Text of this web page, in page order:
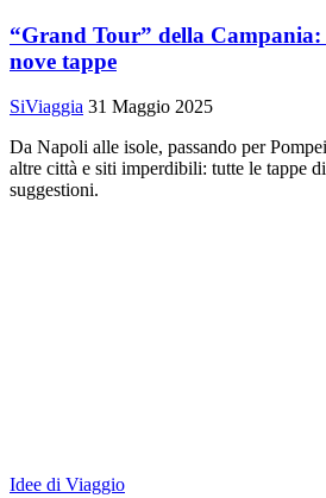
“Grand Tour” della
nove tappe
SiViaggia 31 Maggio 2025
Da Napoli alle isole, passando per
altre città e siti imperdibili: tutte le tappe
suggestioni.
Idee di Viaggio